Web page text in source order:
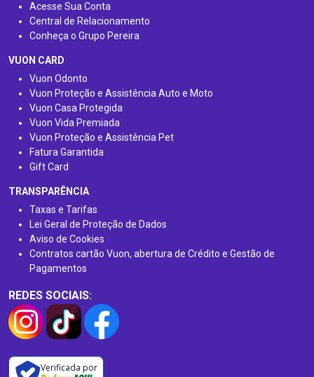
Acesse Sua Conta
Central de Relacionamento
Conheça o Grupo Pereira
VUON CARD
Vuon Odonto
Vuon Proteção e Assistência Auto e Moto
Vuon Casa Protegida
Vuon Vida Premiada
Vuon Proteção e Assistência Pet
Fatura Garantida
Gift Card
TRANSPARÊNCIA
Taxas e Tarifas
Lei Geral de Proteção de Dados
Aviso de Cookies
Contratos cartão Vuon, abertura de Crédito e Gestão de
Pagamentos
REDES SOCIAIS:
Verificada por